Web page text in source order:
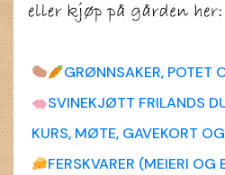
GRØNNSAKER, POTET
SVINEKJØTT FRILANDS
KURS, MØTE, GAVEKORT
FERSKVARER (MEIERI OG